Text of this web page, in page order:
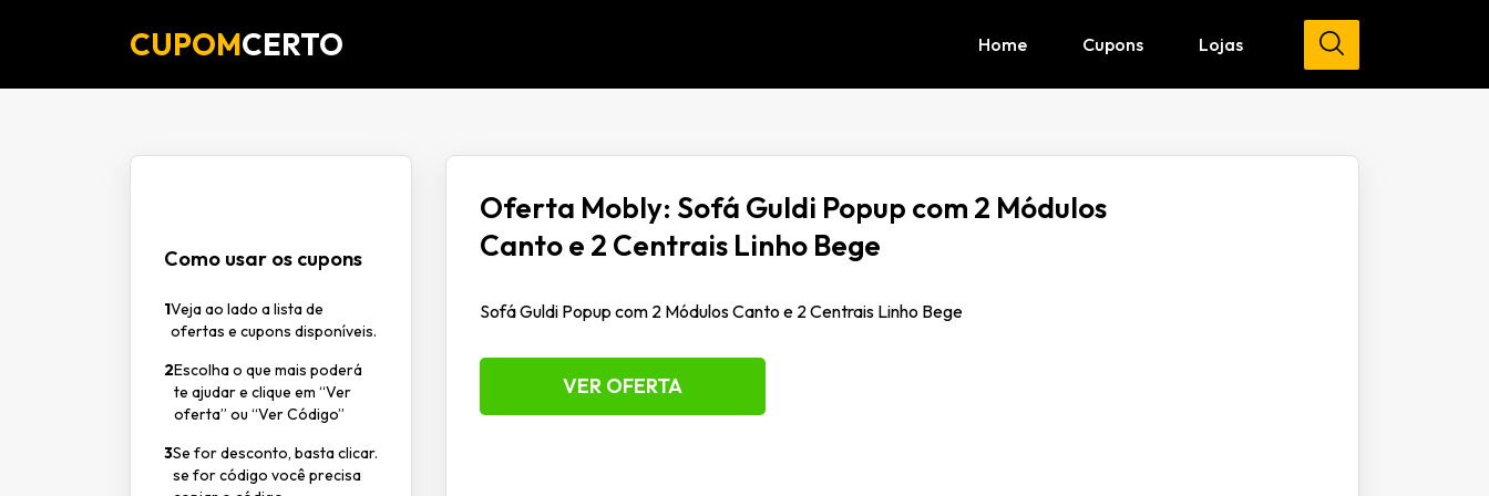
CUPOMCERTO Home Cupons Lojas
Como usar os cupons
1Veja ao lado a lista de
ofertas e cupons disponíveis.
2Escolha o que mais poderá
te ajudar e clique em “Ver
oferta” ou “Ver Código”
3Se for desconto, basta clicar.
se for código você precisa
Oferta Mobly: Sofá Guldi Popup com 2 Módulos
Canto e 2 Centrais Linho Bege
Sofá Guldi Popup com 2 Módulos Canto e 2 Centrais Linho Bege
VER OFERTA